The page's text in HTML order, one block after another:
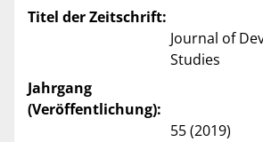
Titel der Zeitschrift:
Journal of
Studies
Jahrgang
(Veröffentlichung):
55 (2019)